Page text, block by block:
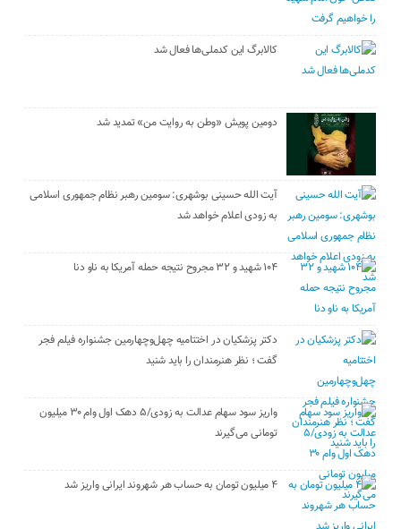
کالابرگ این کدملی‌ها فعال شد
دومین پویش «وطن به روایت من» تمدید شد
آیت الله حسینی بوشهری: سومین رهبر نظام جمهوری اسلامی
به زودی اعلام خواهد شد
۱۰۴ شهید و ۳۲ مجروح نتیجه حمله آمریکا به ناو دنا
دکتر پزشکیان در اختتامیه چهل‌وچهارمین جشنواره فیلم فجر
گفت ؛ نظر هنرمندان را باید شنید
واریز سود سهام عدالت به زودی/۵ دهک اول وام ۳۰ میلیون
تومانی می‌گیرند
۴ میلیون تومان به حساب هر شهروند ایرانی واریز شد